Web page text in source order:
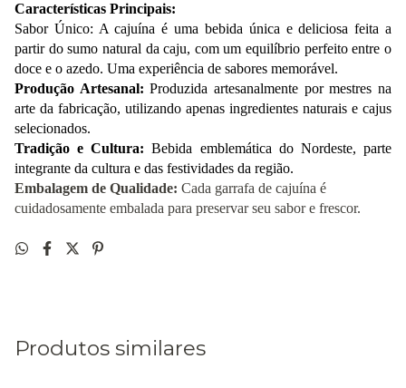
Características Principais:
Sabor Único: A cajuína é uma bebida única e deliciosa feita a
partir do sumo natural da caju, com um equilíbrio perfeito entre o
doce e o azedo. Uma experiência de sabores memorável.
Produção Artesanal: Produzida artesanalmente por mestres na
arte da fabricação, utilizando apenas ingredientes naturais e cajus
selecionados.
Tradição e Cultura: Bebida emblemática do Nordeste, parte
integrante da cultura e das festividades da região.
Embalagem de Qualidade: Cada garrafa de cajuína é
cuidadosamente embalada para preservar seu sabor e frescor.
Produtos similares